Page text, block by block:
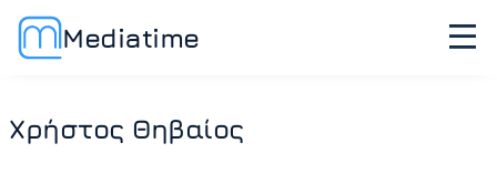
Mediatime
Χρήστος Θηβαίος